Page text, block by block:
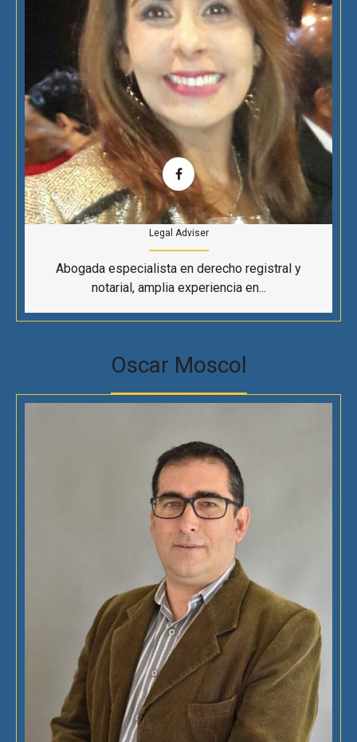
Legal Adviser
Abogada especialista en derecho registral y
notarial, amplia experiencia en...
Oscar Moscol